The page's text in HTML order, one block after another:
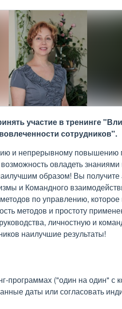
участие в тренинге
сотрудников".
и непрерывному повышению
овладеть
образом! Вы
и Командного
по управлению,
методов и простоту
личностную и
наилучшие результаты!
программах ("один на один" с
даты или согласовать